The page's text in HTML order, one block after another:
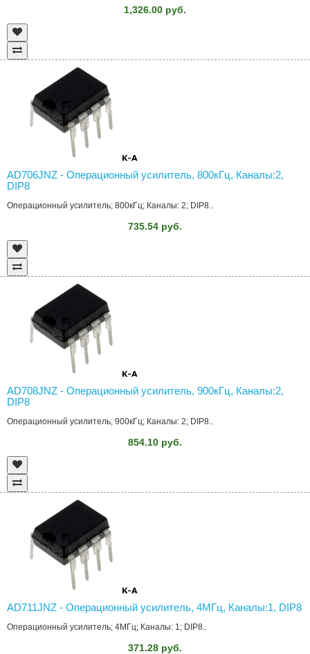
1,326.00 руб.
AD706JNZ - Операционный усилитель, 800кГц, Каналы:2,
DIP8
Операционный усилитель; 800кГц; Каналы: 2; DIP8..
735.54 руб.
AD708JNZ - Операционный усилитель, 900кГц, Каналы:2,
DIP8
Операционный усилитель; 900кГц; Каналы: 2; DIP8..
854.10 руб.
AD711JNZ - Операционный усилитель, 4МГц, Каналы:1, DIP8
Операционный усилитель; 4МГц; Каналы: 1; DIP8..
371.28 руб.